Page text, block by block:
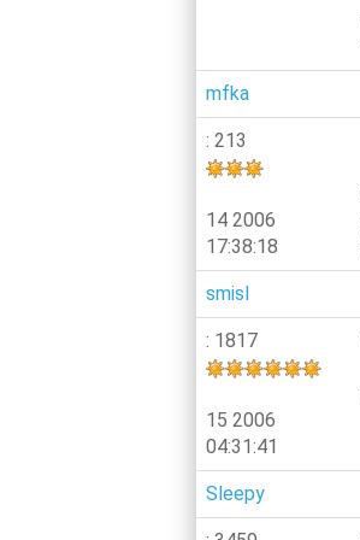
mfka
: 213
14 2006
17:38:18
smisl
: 1817
15 2006
04:31:41
Sleepy